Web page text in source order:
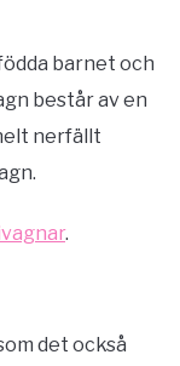
barnet och
består av en
nerfällt
.
det också